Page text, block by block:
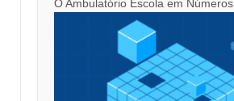
O Ambulatório Escola em Números